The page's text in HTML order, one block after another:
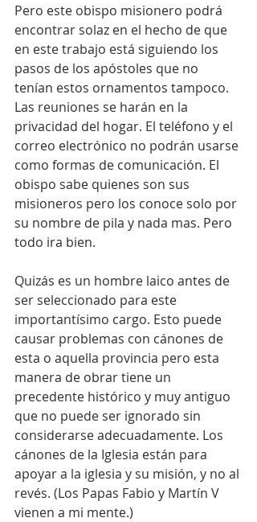
Pero este obispo misionero podrá
encontrar solaz en el hecho de que
en este trabajo está siguiendo los
pasos de los apóstoles que no
tenían estos ornamentos tampoco.
Las reuniones se harán en la
privacidad del hogar. El teléfono y el
correo electrónico no podrán usarse
como formas de comunicación. El
obispo sabe quienes son sus
misioneros pero los conoce solo por
su nombre de pila y nada mas. Pero
todo ira bien.
Quizás es un hombre laico antes de
ser seleccionado para este
importantísimo cargo. Esto puede
causar problemas con cánones de
esta o aquella provincia pero esta
manera de obrar tiene un
precedente histórico y muy antiguo
que no puede ser ignorado sin
considerarse adecuadamente. Los
cánones de la Iglesia están para
apoyar a la iglesia y su misión, y no al
revés. (Los Papas Fabio y Martín V
vienen a mi mente.)